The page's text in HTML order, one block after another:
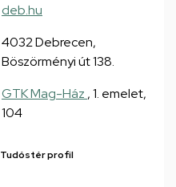
deb.hu
4032 Debrecen,
Böszörményi út 138.
GTK Mag-Ház , 1. emelet,
104
Tudóstér profil